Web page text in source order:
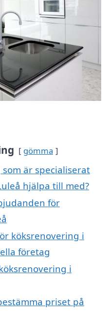
gömma
är specialiserat
hjälpa till med?
för
köksrenovering i
företag
i
priset på